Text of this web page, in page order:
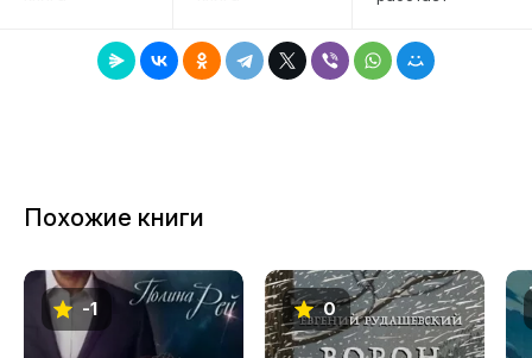
Похожие книги
-1 0